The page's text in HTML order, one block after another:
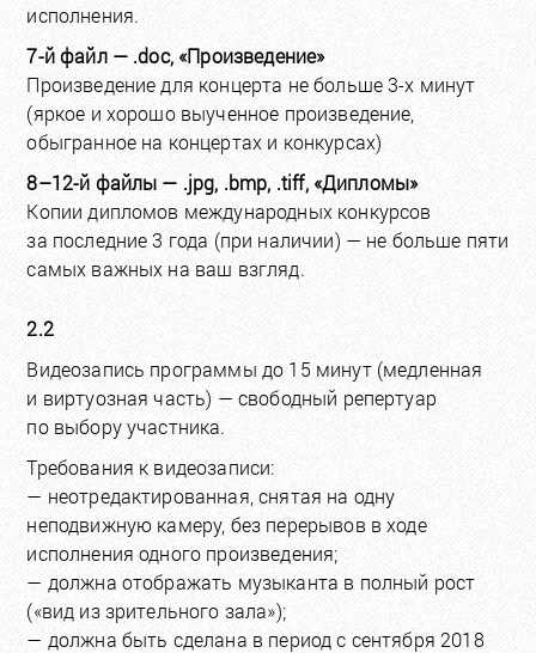
исполнения.
7-й файл — .doc, «Произведение»
Произведение для концерта не больше 3-х минут
(яркое и хорошо выученное произведение,
обыгранное на концертах и конкурсах)
8–12-й файлы — .jpg, .bmp, .tiff, «Дипломы»
Копии дипломов международных конкурсов
за последние 3 года (при наличии) — не больше пяти
самых важных на ваш взгляд.
2.2
Видеозапись программы до 15 минут (медленная
и виртуозная часть) — свободный репертуар
по выбору участника.
Требования к видеозаписи:
— неотредактированная, снятая на одну
неподвижную камеру, без перерывов в ходе
исполнения одного произведения;
— должна отображать музыканта в полный рост
(«вид из зрительного зала»);
— должна быть сделана в период с сентября 2018